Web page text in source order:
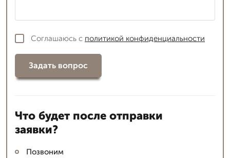
Соглашаюсь с политикой конфиденциальности
Задать вопрос
Что будет после отправки
заявки?
Позвоним